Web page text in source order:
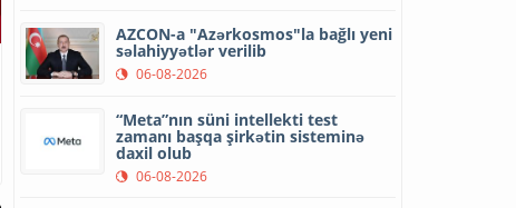
AZCON-a "Azərkosmos"la bağlı yeni
səlahiyyətlər verilib
06-08-2026
“Meta”nın süni intellekti test
zamanı başqa şirkətin sisteminə
daxil olub
06-08-2026